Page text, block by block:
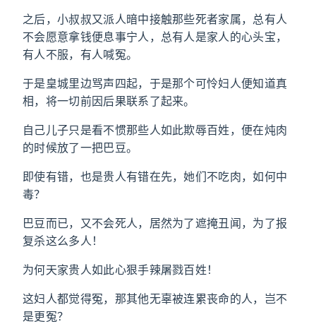
之后，小叔叔又派人暗中接触那些死者家属，总有人
不会愿意拿钱便息事宁人，总有人是家人的心头宝，
有人不服，有人喊冤。
于是皇城里边骂声四起，于是那个可怜妇人便知道真
相，将一切前因后果联系了起来。
自己儿子只是看不惯那些人如此欺辱百姓，便在炖肉
的时候放了一把巴豆。
即使有错，也是贵人有错在先，她们不吃肉，如何中
毒？
巴豆而已，又不会死人，居然为了遮掩丑闻，为了报
复杀这么多人！
为何天家贵人如此心狠手辣屠戮百姓！
这妇人都觉得冤，那其他无辜被连累丧命的人，岂不
是更冤？